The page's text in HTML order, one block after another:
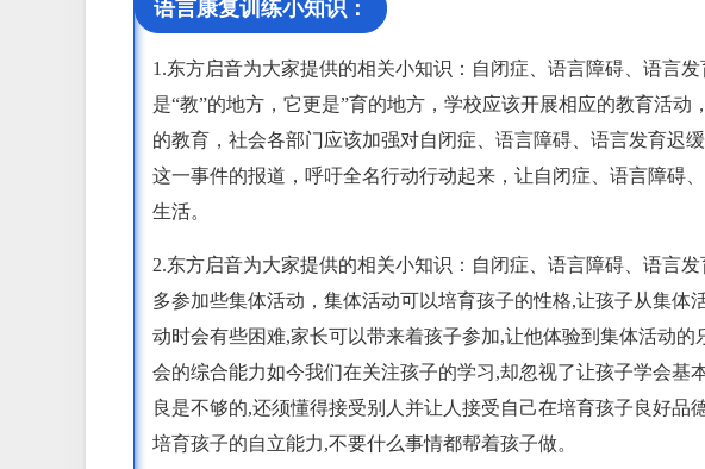
语言康复训练小知识：
1.东方启音为大家提供的相关小知识：自闭症、语言障碍、语言
是“教”的地方，它更是”育的地方，学校应该开展相应的教育活
的教育，社会各部门应该加强对自闭症、语言障碍、语言发育迟
这一事件的报道，呼吁全名行动行动起来，让自闭症、语言障碍
生活。
2.东方启音为大家提供的相关小知识：自闭症、语言障碍、语言
多参加些集体活动，集体活动可以培育孩子的性格,让孩子从集体
动时会有些困难,家长可以带来着孩子参加,让他体验到集体活动
会的综合能力如今我们在关注孩子的学习,却忽视了让孩子学会基
良是不够的,还须懂得接受别人并让人接受自己在培育孩子良好品
培育孩子的自立能力,不要什么事情都帮着孩子做。